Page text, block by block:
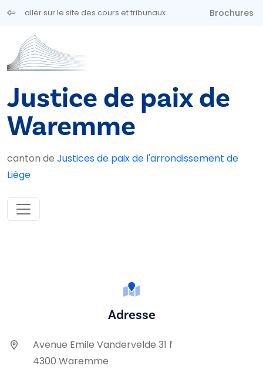
Aller au contenu principal
aller sur le site des cours et tribunaux Brochures
Justice de paix de
Waremme
canton de Justices de paix de l'arrondissement de
Liège
Adresse
Avenue Emile Vandervelde 31 f
4300 Waremme